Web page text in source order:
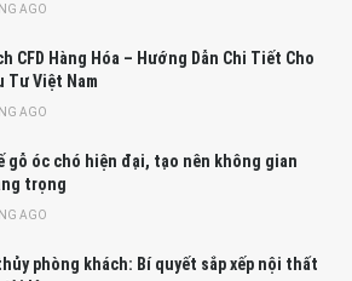
AGO
CFD Hàng Hóa – Hướng Dẫn Chi Tiết Cho
Tư Việt Nam
AGO
gỗ óc chó hiện đại, tạo nên không gian
trọng
AGO
phòng khách: Bí quyết sắp xếp nội thất